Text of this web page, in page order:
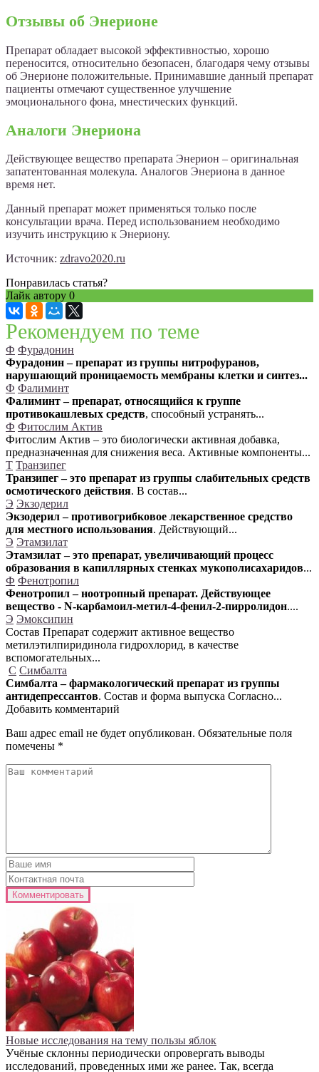
Отзывы об Энерионе
Препарат обладает высокой эффективностью, хорошо
переносится, относительно безопасен, благодаря чему отзывы
об Энерионе положительные. Принимавшие данный препарат
пациенты отмечают существенное улучшение
эмоционального фона, мнестических функций.
Аналоги Энериона
Действующее вещество препарата Энерион – оригинальная
запатентованная молекула. Аналогов Энериона в данное
время нет.
Данный препарат может применяться только после
консультации врача. Перед использованием необходимо
изучить инструкцию к Энериону.
Источник: zdravo2020.ru
Понравилась статья?
Лайк автору 0
Рекомендуем по теме
Ф Фурадонин
Фурадонин – препарат из группы нитрофуранов,
нарушающий проницаемость мембраны клетки и синтез...
Ф Фалиминт
Фалиминт – препарат, относящийся к группе
противокашлевых средств, способный устранять...
Ф Фитослим Актив
Фитослим Актив – это биологически активная добавка,
предназначенная для снижения веса. Активные компоненты...
Т Транзипег
Транзипег – это препарат из группы слабительных средств
осмотического действия. В состав...
Э Экзодерил
Экзодерил – противогрибковое лекарственное средство
для местного использования. Действующий...
Э Этамзилат
Этамзилат – это препарат, увеличивающий процесс
образования в капиллярных стенках мукополисахаридов...
Ф Фенотропил
Фенотропил – ноотропный препарат. Действующее
вещество - N-карбамоил-метил-4-фенил-2-пирролидон....
Э Эмоксипин
Состав Препарат содержит активное вещество
метилэтилпиридинола гидрохлорид, в качестве
вспомогательных...
С Симбалта
Симбалта – фармакологический препарат из группы
антидепрессантов. Состав и форма выпуска Согласно...
Добавить комментарий
Ваш адрес email не будет опубликован. Обязательные поля
помечены *
Новые исследования на тему пользы яблок
Учёные склонны периодически опровергать выводы
исследований, проведенных ими же ранее. Так, всегда